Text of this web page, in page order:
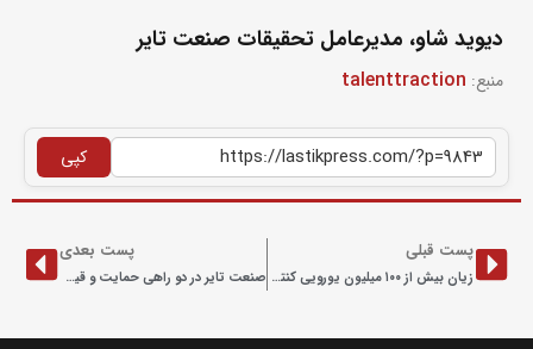
دیوید شاو، مدیرعامل تحقیقات صنعت تایر
منبع: talenttraction
کپی
پست قبلی
زیان بیش از ۱۰۰ میلیون یورویی کنتیننتال از جنگ ایران
پست بعدی
صنعت تایر در دو راهی حمایت و قیمت‌گذاری